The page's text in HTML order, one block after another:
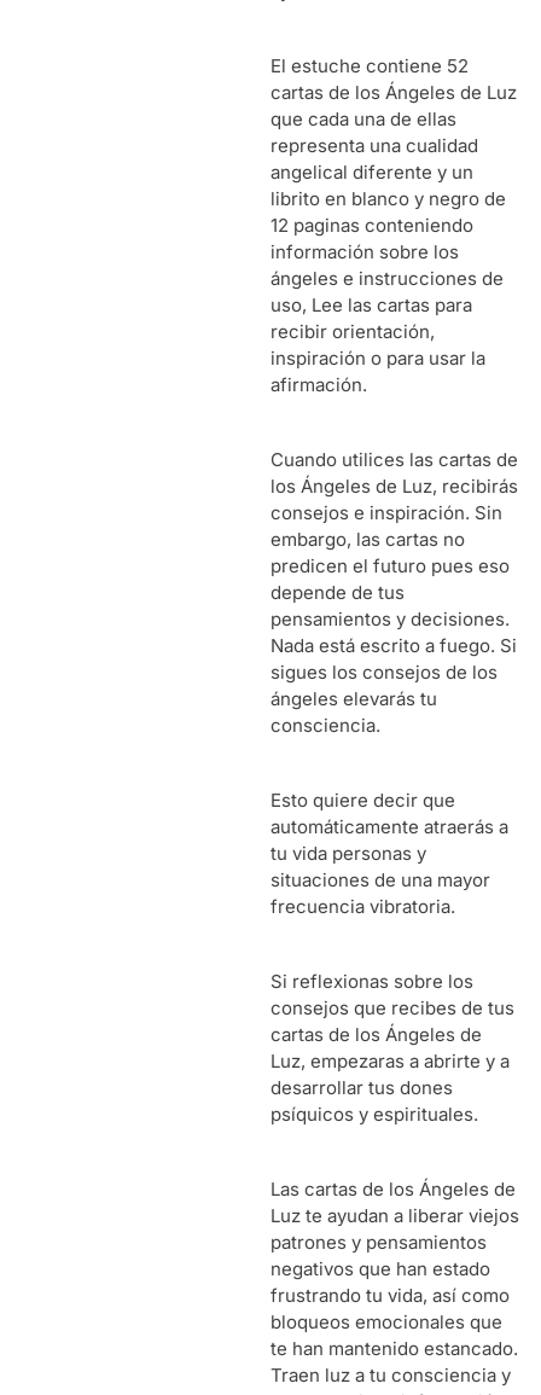
El estuche contiene 52
cartas de los Ángeles de Luz
que cada una de ellas
representa una cualidad
angelical diferente y un
librito en blanco y negro de
12 paginas conteniendo
información sobre los
ángeles e instrucciones de
uso, Lee las cartas para
recibir orientación,
inspiración o para usar la
afirmación.
Cuando utilices las cartas de
los Ángeles de Luz, recibirás
consejos e inspiración. Sin
embargo, las cartas no
predicen el futuro pues eso
depende de tus
pensamientos y decisiones.
Nada está escrito a fuego. Si
sigues los consejos de los
ángeles elevarás tu
consciencia.
Esto quiere decir que
automáticamente atraerás a
tu vida personas y
situaciones de una mayor
frecuencia vibratoria.
Si reflexionas sobre los
consejos que recibes de tus
cartas de los Ángeles de
Luz, empezaras a abrirte y a
desarrollar tus dones
psíquicos y espirituales.
Las cartas de los Ángeles de
Luz te ayudan a liberar viejos
patrones y pensamientos
negativos que han estado
frustrando tu vida, así como
bloqueos emocionales que
te han mantenido estancado.
Traen luz a tu consciencia y